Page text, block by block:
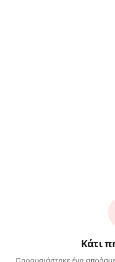
Κάτι